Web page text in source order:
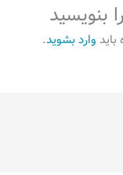
بنویسید
وارد بشوید.